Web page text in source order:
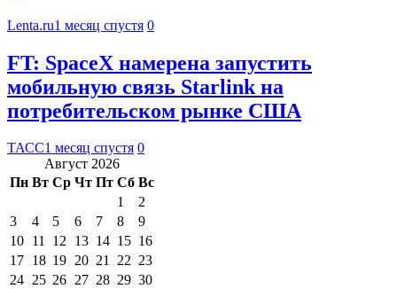
Lenta.ru1 месяц спустя 0
FT: SpaceX намерена запустить
мобильную связь Starlink на
потребительском рынке США
ТАСС1 месяц спустя 0
Август 2026
Пн Вт Ср Чт Пт Сб Вс
1
2
3
4 5 6 7 8
9
10 11 12 13 14 15 16
17 18 19 20 21 22 23
24 25 26 27 28 29 30